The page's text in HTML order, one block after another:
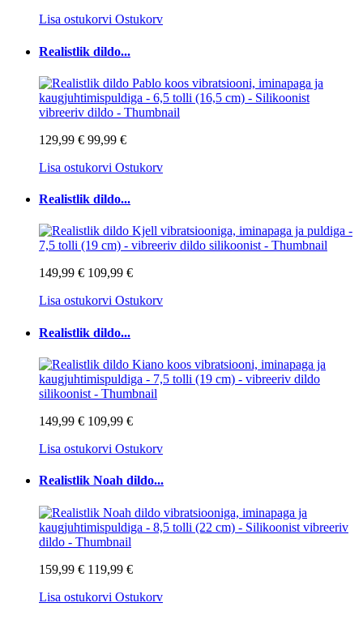
Lisa ostukorvi Ostukorv
Realistlik dildo...
129,99 € 99,99 €
Lisa ostukorvi Ostukorv
Realistlik dildo...
149,99 € 109,99 €
Lisa ostukorvi Ostukorv
Realistlik dildo...
149,99 € 109,99 €
Lisa ostukorvi Ostukorv
Realistlik Noah dildo...
159,99 € 119,99 €
Lisa ostukorvi Ostukorv